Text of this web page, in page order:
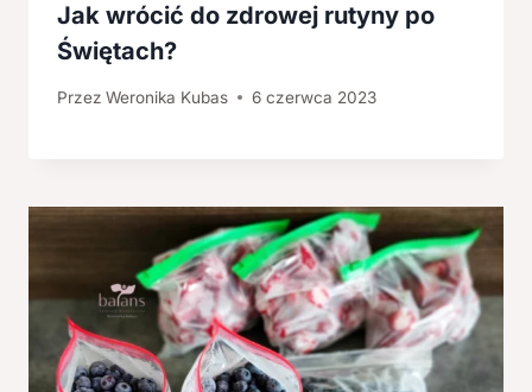
Jak wrócić do zdrowej rutyny po
Świętach?
Przez Weronika Kubas 6 czerwca 2023